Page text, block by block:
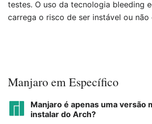
testes. O uso da tecnologia bleeding
carrega o risco de ser instável ou não
Manjaro em Específico
Manjaro é apenas uma versão
instalar do Arch?